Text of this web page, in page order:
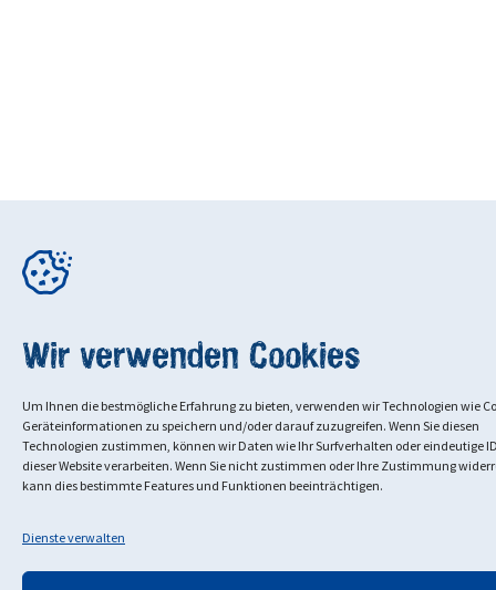
Wir verwenden Cookies
Um Ihnen die bestmögliche Erfahrung zu bieten, verwenden wir Technologien wie
Geräteinformationen zu speichern und/oder darauf zuzugreifen. Wenn Sie diesen
Technologien zustimmen, können wir Daten wie Ihr Surfverhalten oder eindeutige
dieser Website verarbeiten. Wenn Sie nicht zustimmen oder Ihre Zustimmung
kann dies bestimmte Features und Funktionen beeinträchtigen.
Dienste verwalten